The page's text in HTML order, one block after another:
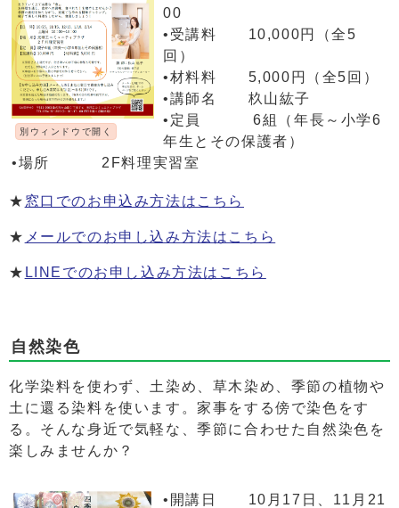
別ウィンドウで開く
00
•受講料 10,000円（全5
回）
•材料料 5,000円（全5回）
•講師名 杦山紘子
•定員 6組（年長～小学6
年生とその保護者）
•場所 2F料理実習室
★ 窓口でのお申込み方法はこちら
★ メールでのお申し込み方法はこちら
★ LINEでのお申し込み方法はこちら
自然染色
化学染料を使わず、土染め、草木染め、季節の植物や
土に還る染料を使います。家事をする傍で染色をす
る。そんな身近で気軽な、季節に合わせた自然染色を
楽しみませんか？
•開講日 10月17日、11月21